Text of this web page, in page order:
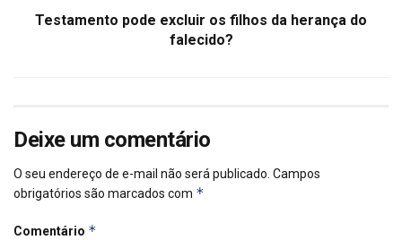
Testamento pode excluir os filhos da herança do
falecido?
Deixe um comentário
O seu endereço de e-mail não será publicado. Campos
obrigatórios são marcados com *
Comentário *